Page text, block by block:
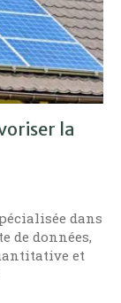
la
dans
de données,
et